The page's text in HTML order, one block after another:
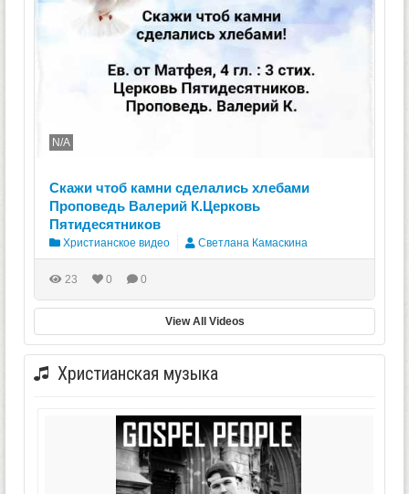
N/A
Скажи чтоб камни сделались хлебами
Проповедь Валерий К.Церковь
Пятидесятников
Христианское видео Светлана Камаскина
23 0 0
View All Videos
Христианская музыка